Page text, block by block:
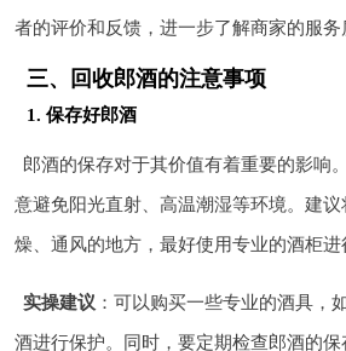
者的评价和反馈，进一步了解商家的服务
三、回收郎酒的注意事项
1. 保存好郎酒
郎酒的保存对于其价值有着重要的影响
意避免阳光直射、高温潮湿等环境。建
燥、通风的地方，最好使用专业的酒柜进
实操建议 ：可以购买一些专业的酒具，
酒进行保护。同时，要定期检查郎酒的